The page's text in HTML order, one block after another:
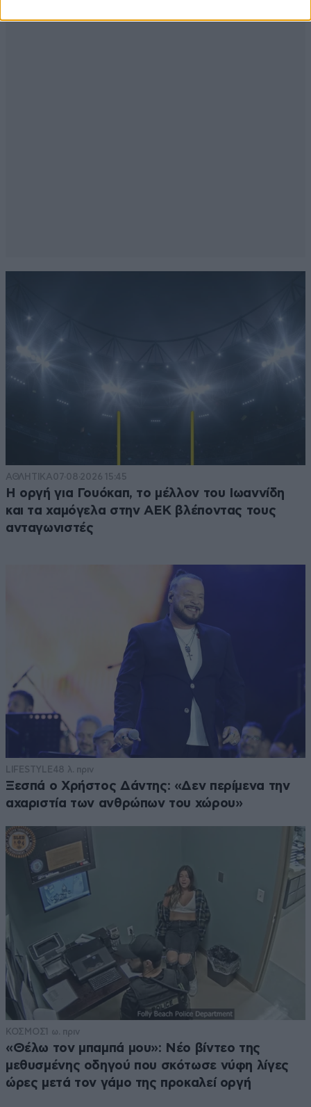
ΑΘΛΗΤΙΚΑ07·08·2026 15:45
Η οργή για Γουόκαπ, το μέλλον του Ιωαννίδη
και τα χαμόγελα στην ΑΕΚ βλέποντας τους
ανταγωνιστές
LIFESTYLE48 λ. πριν
Ξεσπά ο Χρήστος Δάντης: «Δεν περίμενα την
αχαριστία των ανθρώπων του χώρου»
ΚΟΣΜΟΣ1 ω. πριν
«Θέλω τον μπαμπά μου»: Νέο βίντεο της
μεθυσμένης οδηγού που σκότωσε νύφη λίγες
ώρες μετά τον γάμο της προκαλεί οργή